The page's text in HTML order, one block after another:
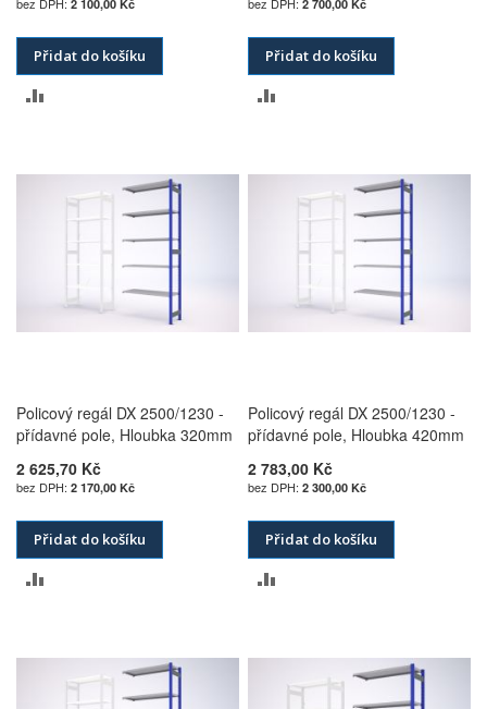
2 100,00 Kč
Přidat do košíku
POROVNÁNÍ
2 700,00 Kč
Přidat do košíku
POROVNÁNÍ
Policový regál DX 2500/1230 -
přídavné pole, Hloubka 320mm
2 625,70 Kč
2 170,00 Kč
Přidat do košíku
POROVNÁNÍ
Policový regál DX 2500/1230 -
přídavné pole, Hloubka 420mm
2 783,00 Kč
2 300,00 Kč
Přidat do košíku
POROVNÁNÍ